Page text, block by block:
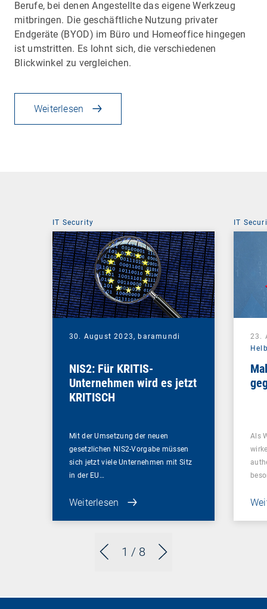
Berufe, bei denen Angestellte das eigene Werkzeug
mitbringen. Die geschäftliche Nutzung privater
Endgeräte (BYOD) im Büro und Homeoffice hingegen
ist umstritten. Es lohnt sich, die verschiedenen
Blickwinkel zu vergleichen.
Weiterlesen
1 / 8
IT Security
30. August 2023,baramundi
NIS2: Für KRITIS-
Unternehmen wird es jetzt
KRITISCH
Mit der Umsetzung der neuen
gesetzlichen NIS2-Vorgabe müssen
sich jetzt viele Unternehmen mit Sitz
in der EU…
Weiterlesen
IT
23.
Als